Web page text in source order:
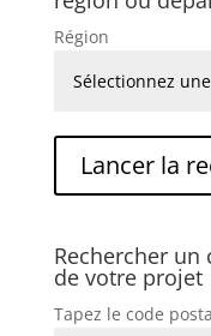
Région
Rechercher
de votre projet
Tapez le code